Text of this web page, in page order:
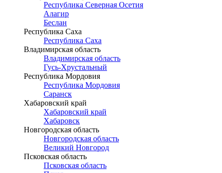
Республика Северная Осетия
Алагир
Беслан
Республика Саха
Республика Саха
Владимирская область
Владимирская область
Гусь-Хрустальный
Республика Мордовия
Республика Мордовия
Саранск
Хабаровский край
Хабаровский край
Хабаровск
Новгородская область
Новгородская область
Великий Новгород
Псковская область
Псковская область